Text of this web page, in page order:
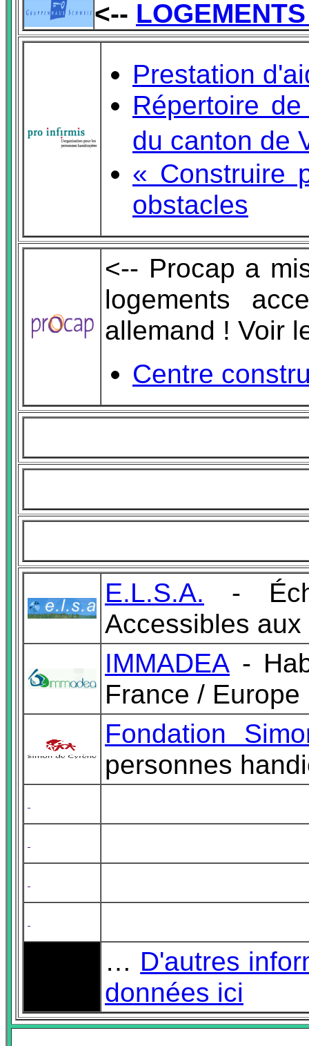
<--
Prestation
Répertoire
du canton de
« Construire
obstacles
<-- Procap a
logements
allemand ! Voir
Centre
E.L.S.A. -
Accessibles
IMMADEA -
France / Europe
Fondation
personnes
… D'autres
données ici